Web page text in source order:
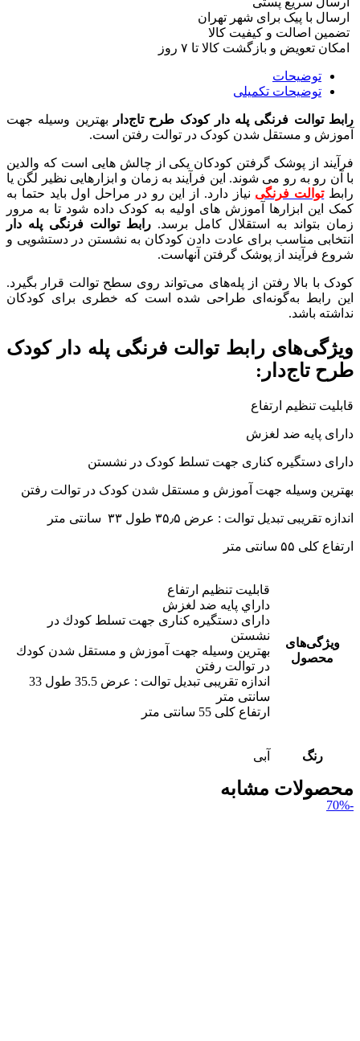
ارسال با پیک برای شهر تهران
تضمین اصالت و کیفیت کالا
امکان تعویض و بازگشت کالا تا ۷ روز
توضیحات
توضیحات تکمیلی
رابط توالت فرنگی پله دار کودک طرح تاج‌دار بهترین وسیله جهت
آموزش و مستقل شدن کودک در توالت رفتن است.
فرآیند از پوشک گرفتن کودکان یکی از چالش هایی است که والدین
با آن رو به رو می شوند. این فرآیند به زمان و ابزارهایی نظیر لگن یا
رابطتوالت فرنگی نیاز دارد. از این رو در مراحل اول باید حتما به
کمک این ابزارها آموزش های اولیه به کودک داده شود تا به مرور
زمان بتواند به استقلال کامل برسد. رابط توالت فرنگی پله دار
انتخابی مناسب برای عادت دادن کودکان به نشستن در دستشویی و
شروع فرآیند از پوشک گرفتن آنهاست.
کودک با بالا رفتن از پله‌های می‌تواند روی سطح توالت قرار بگیرد.
این رابط به‌گونه‌ای طراحی شده است که خطری برای کودکان
نداشته باشد.
ویژگی‌های رابط توالت فرنگی پله دار کودک
طرح تاج‌دار:
قابلیت تنظیم ارتفاع
دارای پایه ضد لغزش
دارای دستگیره کناری جهت تسلط کودک در نشستن
بهترین وسیله جهت آموزش و مستقل شدن کودک در توالت رفتن
اندازه تقریبی تبدیل توالت : عرض ۳۵٫۵ طول ۳۳ سانتی متر
ارتفاع کلی ۵۵ سانتی متر
ویژگی‌های
محصول
قابلیت تنظیم ارتفاع
داراي پايه ضد لغزش
دارای دستگيره كناری جهت تسلط كودك در
نشستن
بهترين وسيله جهت آموزش و مستقل شدن كودك
در توالت رفتن
اندازه تقریبی تبدیل توالت : عرض 35.5 طول 33
سانتی متر
ارتفاع کلی 55 سانتی متر
رنگ آبی
محصولات مشابه
-70%